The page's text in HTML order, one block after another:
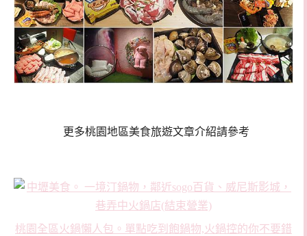
更多桃園地區美食旅遊文章介紹請參考
桃園全區火鍋懶人包。單點吃到飽鍋物,火鍋控的你不要錯